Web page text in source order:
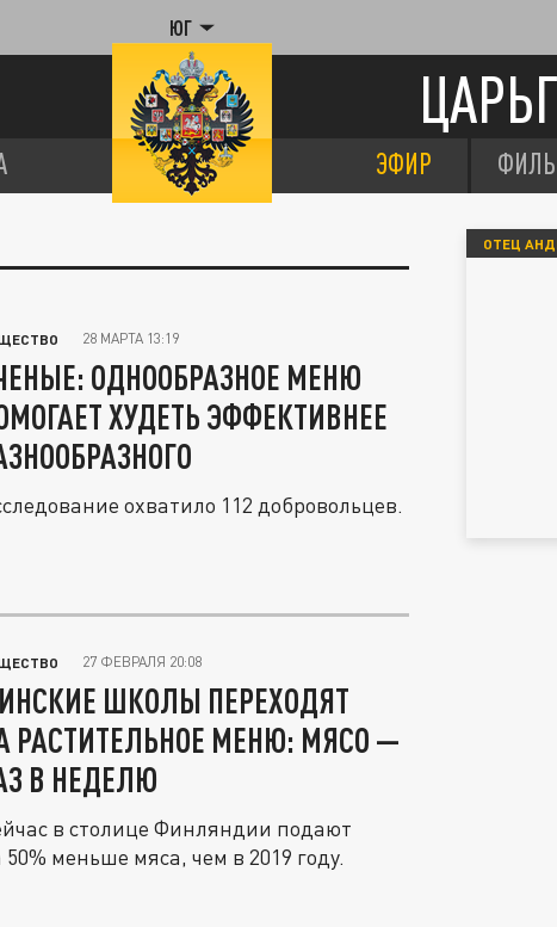
ЮГ
ЭФИР
28 МАРТА 13:19
ОДНООБРАЗНОЕ МЕНЮ
ХУДЕТЬ ЭФФЕКТИВНЕЕ
охватило 112 добровольцев.
27 ФЕВРАЛЯ 20:08
ШКОЛЫ ПЕРЕХОДЯТ
РАСТИТЕЛЬНОЕ МЕНЮ: МЯСО —
В НЕДЕЛЮ
в столице Финляндии подают
50% меньше мяса, чем в 2019 году.
ОТЕЦ